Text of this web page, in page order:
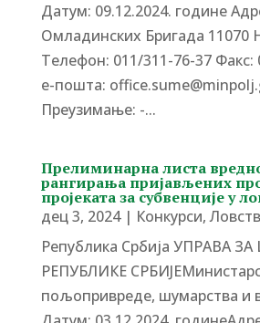
Датум: 09.12.2024. године
Омладинских Бригада 11070
Tелефон: 011/311-76-37 Факс:
е-пошта:
Преузимање: -...
Прелиминарна листа
рангирања пријављених
пројеката за субвенције у
дец 3, 2024| Конкурси,
Република Србија УПРАВА
РЕПУБЛИКЕ
пољопривреде, шумарства и